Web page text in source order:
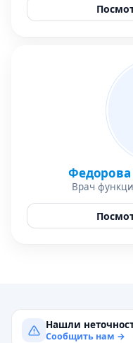
Федорова
Врач
Нашли
Сообщить нам →